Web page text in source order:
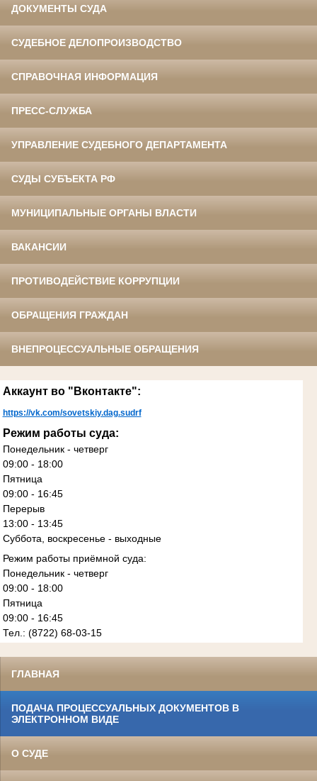
ДОКУМЕНТЫ СУДА
СУДЕБНОЕ ДЕЛОПРОИЗВОДСТВО
СПРАВОЧНАЯ ИНФОРМАЦИЯ
ПРЕСС-СЛУЖБА
УПРАВЛЕНИЕ СУДЕБНОГО ДЕПАРТАМЕНТА
СУДЫ СУБЪЕКТА РФ
МУНИЦИПАЛЬНЫЕ ОРГАНЫ ВЛАСТИ
ВАКАНСИИ
ПРОТИВОДЕЙСТВИЕ КОРРУПЦИИ
ОБРАЩЕНИЯ ГРАЖДАН
ВНЕПРОЦЕССУАЛЬНЫЕ ОБРАЩЕНИЯ
Аккаунт во "Вконтакте":
https://vk.com/sovetskiy.dag.sudrf
Режим работы суда:
Понедельник - четверг
09:00 - 18:00
Пятница
09:00 - 16:45
Перерыв
13:00 - 13:45
Суббота, воскресенье - выходные
Режим работы приёмной суда:
Понедельник - четверг
09:00 - 18:00
Пятница
09:00 - 16:45
Тел.: (8722) 68-03-15
ГЛАВНАЯ
ПОДАЧА ПРОЦЕССУАЛЬНЫХ ДОКУМЕНТОВ В
ЭЛЕКТРОННОМ ВИДЕ
О СУДЕ